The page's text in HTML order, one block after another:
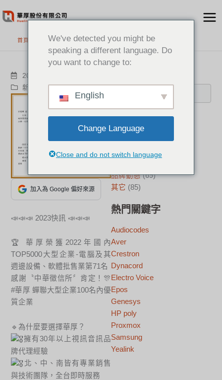
至
首頁 最新消息
2023-09-19
新聞中心,成功案例
加入為 Google 偏好來源
📣📣📣 2023快訊 📣📣📣
🏆 華厚榮獲2022年國內
TOP5000大型企業-電腦及其
週邊設備、軟體批售業第71名
感謝〝中華徵信所〞肯定！🎊
#華厚 蟬聯大型企業100名內優
質企業
🔹為什麼要選擇華厚？
擁有30年以上視訊音訊品
牌代理經驗
北、中、南皆有專業銷售
與技術團隊，全台即時服務
搜尋
分類
新聞中心(21)
成功案例
品牌動態(69)
其它 (85)
熱門關鍵字
Audiocodes
Aver
Crestron
Dynacord
Electro Voice
Epos
Genesys
HP poly
Proxmox
Samsung
Yealink
We've detected you might be
speaking a different language. Do
you want to change to:
English
Change Language
Close and do not switch language